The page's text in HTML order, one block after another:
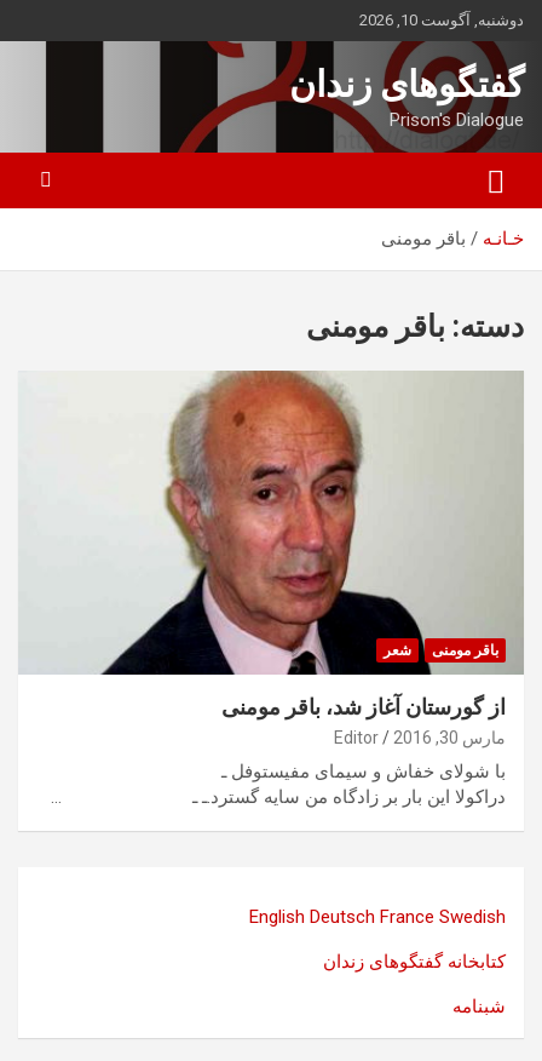
محتوا
بروید
دوشنبه, آگوست 10, 2026
گفتگوهای زندان
Prison's Dialogue
خـانـه باقر مومنی
دسته: باقر مومنی
باقر مومنی شعر
از گورستان آغاز شد، باقر مومنی
مارس 30, 2016 Editor
با شولای خفاش و سیمای مفیستوفل ـ
دراکولا این بار بر زادگاه من سایه گسترد.ـ ـ …
English Deutsch France Swedish
کتابخانه گفتگوهای زندان
شبنامه